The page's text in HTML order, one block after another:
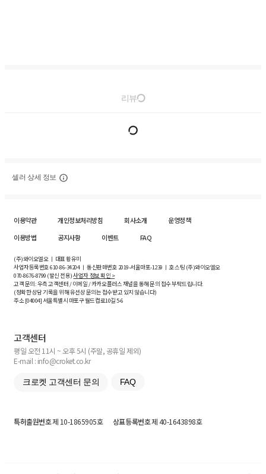
리뷰
셀러 상세 정보
이용약관 개인정보처리방침 회사소개
운영정책
이용방법
공지사항 이벤트 FAQ
(주)와이오엘오 ㅣ 대표 황유미
사업자등록번호610-86-34204ㅣ 통신판매번호 2019-서울마포-1239 ㅣ 호스팅 (주)와이오엘오
070-8676-8799 (발신 전용)사업자 정보 확인 >
고객 문의: 우측 고객센터 / 이메일 / 카카오플러스 채널을 통해 문의 접수 부탁드립니다.
(정확한 상담 기록을 위해 유선상 문의는 접수받고 있지 않습니다)
주소 [04004] 서울특별시 마포구 월드컵로10길5-6
고객센터
평일 오전 11시 ~ 오후 5시 (주말, 공휴일 제외)
E-mail : info@croket.co.kr
크로켓 고객센터 문의 FAQ
특허출원번호제 10-1865905호 상표등록번호제 40-1643898호